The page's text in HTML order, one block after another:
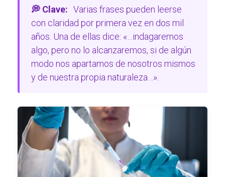
💭 Clave: Varias frases pueden leerse
con claridad por primera vez en dos mil
años. Una de ellas dice: «…indagaremos
algo, pero no lo alcanzaremos, si de algún
modo nos apartamos de nosotros mismos
y de nuestra propia naturaleza…».